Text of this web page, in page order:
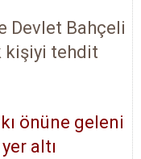
Devlet Bahçeli
kişiyi tehdit
önüne geleni
altı